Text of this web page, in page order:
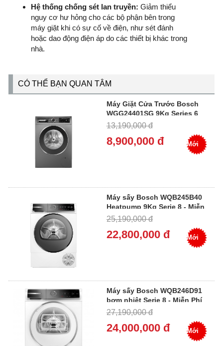
Hệ thống chống sét lan truyền: Giảm thiểu
nguy cơ hư hỏng cho các bộ phận bên trong
máy giặt khi có sự cố về điện, như sét đánh
hoặc dao động điện áp do các thiết bị khác trong
nhà.
CÓ THỂ BẠN QUAN TÂM
Máy Giặt Cửa Trước Bosch
WGG24401SG 9Kg Series 6
Xám
13,190,000 đ
8,900,000 đ Mới
Máy sấy Bosch WQB245B40
Heatpump 9Kg Serie 8 - Miễn
Phí Giao Hàng, Bảo Hành Tại
25,190,000 đ
22,800,000 đ Mới
Máy sấy Bosch WQB246D91
bơm nhiệt Serie 8 - Miễn Phí
Giao Hàng, Bảo Hành Tại
27,190,000 đ
24,000,000 đ Mới